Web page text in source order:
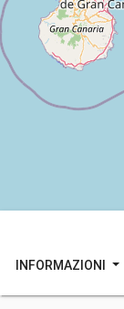
INFORMAZIONI